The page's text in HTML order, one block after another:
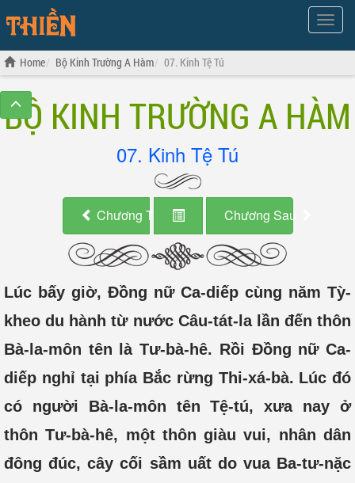
Show
Menu
Home Bộ Kinh Trường A Hàm 07. Kinh Tệ Tú
BỘ KINH TRƯỜNG A HÀM
07. Kinh Tệ Tú
Chương Trước Chương Sau
Lúc bấy giờ, Đồng nữ Ca-diếp cùng năm Tỳ-
kheo du hành từ nước Câu-tát-la lần đến thôn
Bà-la-môn tên là Tư-bà-hê. Rồi Đồng nữ Ca-
diếp nghỉ tại phía Bắc rừng Thi-xá-bà. Lúc đó
có người Bà-la-môn tên Tệ-tú, xưa nay ở
thôn Tư-bà-hê, một thôn giàu vui, nhân dân
đông đúc, cây cối sầm uất do vua Ba-tư-nặc